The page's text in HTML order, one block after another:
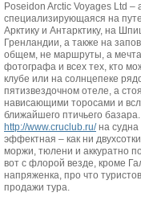
Poseidon Arctic Voyages Ltd –
специализирующаяся на
Арктику и Антарктику, на
Гренландии, а также на
общем, не маршруты, а мечта
фотографа и всех тех, кто
клубе или на солнцепеке
пятизвездочном отеле, а
нависающими торосами и
ближайшего птичьего
http://www.cruclub.ru/на судна
эффектная – как ни
моржи, тюлени и аккуратно
вот с флорой везде, кроме
напряженка, про что
продажи тура.